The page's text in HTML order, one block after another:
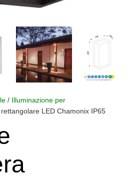
/ Illuminazione per
LED Chamonix IP65